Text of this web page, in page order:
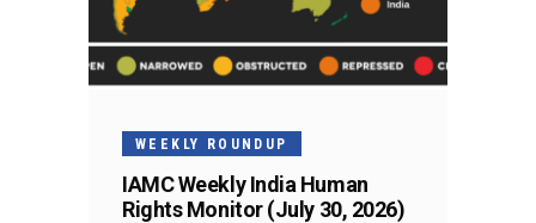
WEEKLY ROUNDUP
IAMC Weekly India Human
Rights Monitor (July 30, 2026)